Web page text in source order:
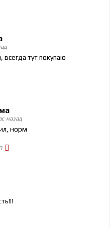
всегда тут покупаю
назад
норм